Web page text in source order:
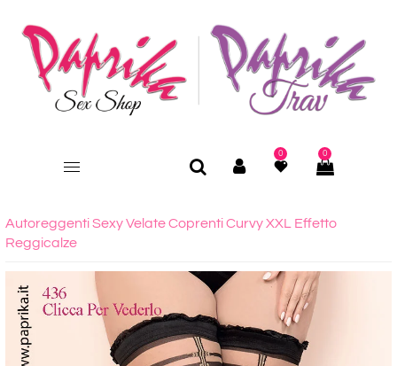
0 0
Autoreggenti Sexy Velate Coprenti Curvy XXL Effetto
Reggicalze